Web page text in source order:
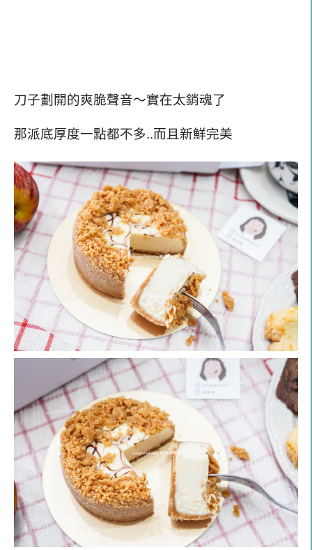
刀子劃開的爽脆聲音～實在太銷魂了
那派底厚度一點都不多..而且新鮮完美